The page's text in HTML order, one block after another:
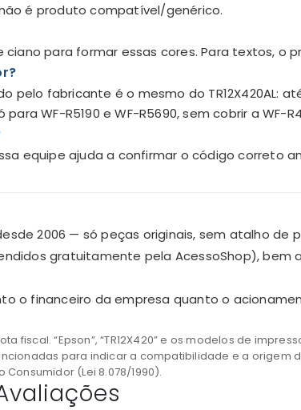
é produto compatível/genérico.
para formar essas cores. Para textos, o
pelo fabricante é o mesmo do TR12X420AL:
WF-R5190 e WF-R5690, sem cobrir a WF-
equipe ajuda a confirmar o código correto
2006 — só peças originais, sem atalho de
gratuitamente pela AcessoShop), bem
o financeiro da empresa quanto o
“Epson”, “TR12X420” e os modelos de
para indicar a compatibilidade e a origem
(Lei 8.078/1990).